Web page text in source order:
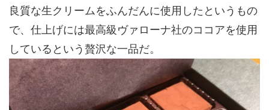
良質な生クリームをふんだんに使用したというもの
で、仕上げには最高級ヴァローナ社のココアを使用
しているという贅沢な一品だ。